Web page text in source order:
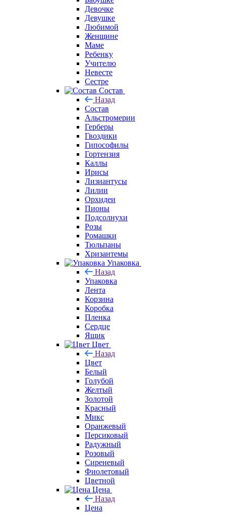
Девочке
Девушке
Любимой
Женщине
Маме
Ребенку
Учителю
Невесте
Сестре
Состав
Назад
Состав
Альстромерии
Герберы
Гвоздики
Гипософилы
Гортензия
Каллы
Ирисы
Лизиантусы
Лилии
Орхидеи
Пионы
Подсолнухи
Розы
Ромашки
Тюльпаны
Хризантемы
Упаковка
Назад
Упаковка
Лента
Корзина
Коробка
Пленка
Сердце
Ящик
Цвет
Назад
Цвет
Белый
Голубой
Желтый
Золотой
Красный
Микс
Оранжевый
Персиковый
Радужный
Розовый
Сиреневый
Фиолетовый
Цветной
Цена
Назад
Цена